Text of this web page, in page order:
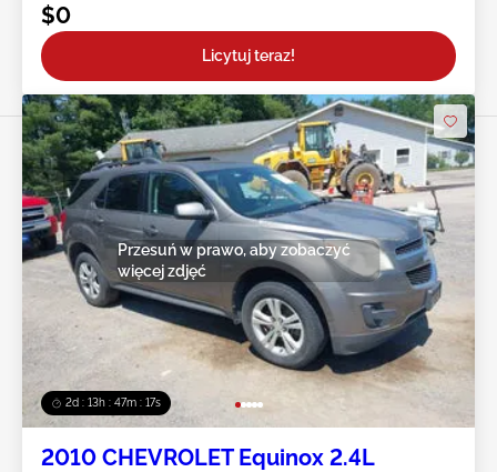
$0
Licytuj teraz!
2d : 13h : 47m : 14s
Przesuń w prawo, aby zobaczyć
więcej zdjęć
2010 CHEVROLET Equinox 2.4L